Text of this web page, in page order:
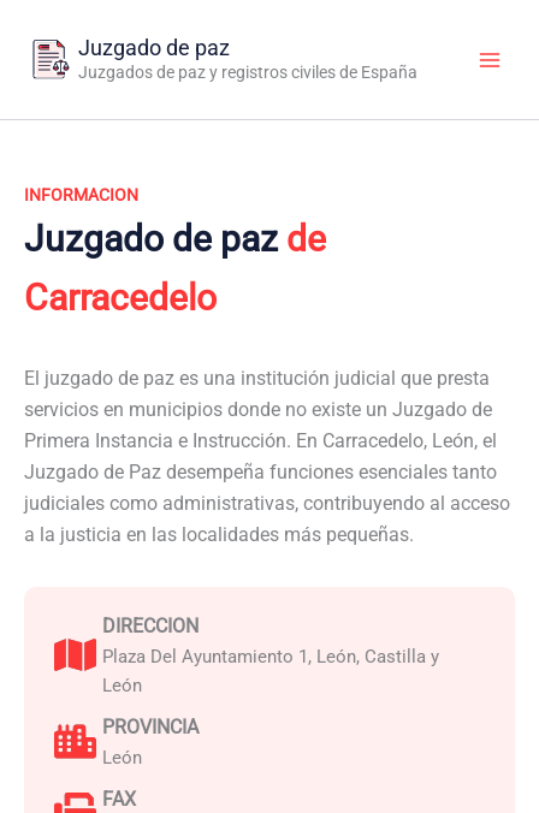
contenido
Juzgado de paz
Juzgados de paz y registros civiles de España
INFORMACION
Juzgado de paz de
Carracedelo
El juzgado de paz es una institución judicial que presta
servicios en municipios donde no existe un Juzgado de
Primera Instancia e Instrucción. En Carracedelo, León, el
Juzgado de Paz desempeña funciones esenciales tanto
judiciales como administrativas, contribuyendo al acceso
a la justicia en las localidades más pequeñas.
DIRECCION
Plaza Del Ayuntamiento 1, León, Castilla y
León
PROVINCIA
León
FAX